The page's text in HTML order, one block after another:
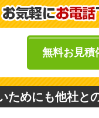
無料お見積
めにも他社と